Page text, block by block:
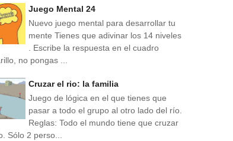
Juego Mental 24
Nuevo juego mental para desarrollar tu
mente Tienes que adivinar los 14 niveles
. Escribe la respuesta en el cuadro
no pongas ...
Cruzar el rio: la familia
Juego de lógica en el que tienes que
pasar a todo el grupo al otro lado del río.
Reglas: Todo el mundo tiene que cruzar
Sólo 2 perso...